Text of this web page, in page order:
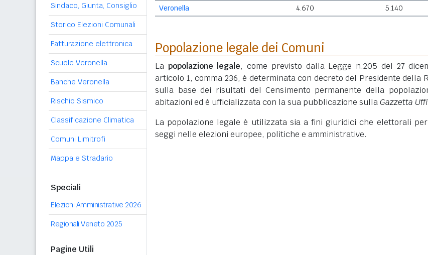
Sindaco, Giunta, Consiglio
Storico Elezioni Comunali
Fatturazione elettronica
Scuole Veronella
Banche Veronella
Rischio Sismico
Classificazione Climatica
Comuni Limitrofi
Mappa e Stradario
Speciali
Elezioni Amministrative 2026
Regionali Veneto 2025
Pagine Utili
Veronella
4.670 5.140
Popolazione legale dei Comuni
La popolazione legale, come previsto dalla Legge n.205 del 27
articolo 1, comma 236, è determinata con decreto del Presidente della
sulla base dei risultati del Censimento permanente della
abitazioni ed è ufficializzata con la sua pubblicazione sullaGazzetta
La popolazione legale è utilizzata sia a fini giuridici che elettorali
seggi nelle elezioni europee, politiche e amministrative.